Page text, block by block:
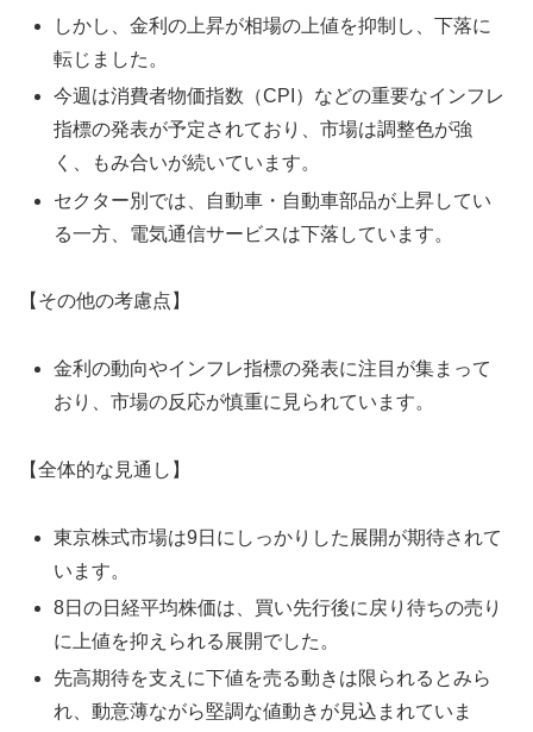
しかし、金利の上昇が相場の上値を抑制し、下落に
転じました。
今週は消費者物価指数（CPI）などの重要なインフレ
指標の発表が予定されており、市場は調整色が強
く、もみ合いが続いています。
セクター別では、自動車・自動車部品が上昇してい
る一方、電気通信サービスは下落しています。
【その他の考慮点】
金利の動向やインフレ指標の発表に注目が集まって
おり、市場の反応が慎重に見られています。
【全体的な見通し】
東京株式市場は9日にしっかりした展開が期待されて
います。
8日の日経平均株価は、買い先行後に戻り待ちの売り
に上値を抑えられる展開でした。
先高期待を支えに下値を売る動きは限られるとみら
れ、動意薄ながら堅調な値動きが見込まれていま